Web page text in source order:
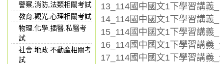
警察,消防,法類相關考試
教育.觀光.心理相關考試
物理.化學.插醫.私醫考
試
社會.地政.不動產相關考
試
13_114國中國文1下學習講義
14_114國中國文1下學習講義
15_114國中國文1下學習講義
16_114國中國文1下學習講義
17_114國中國文1下學習講義